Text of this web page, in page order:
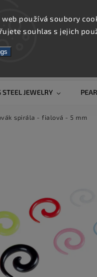
web používá soubory
souhlas s jejich
REGISTRATION
STEEL JEWELRY
spirála - fialová - 5 mm